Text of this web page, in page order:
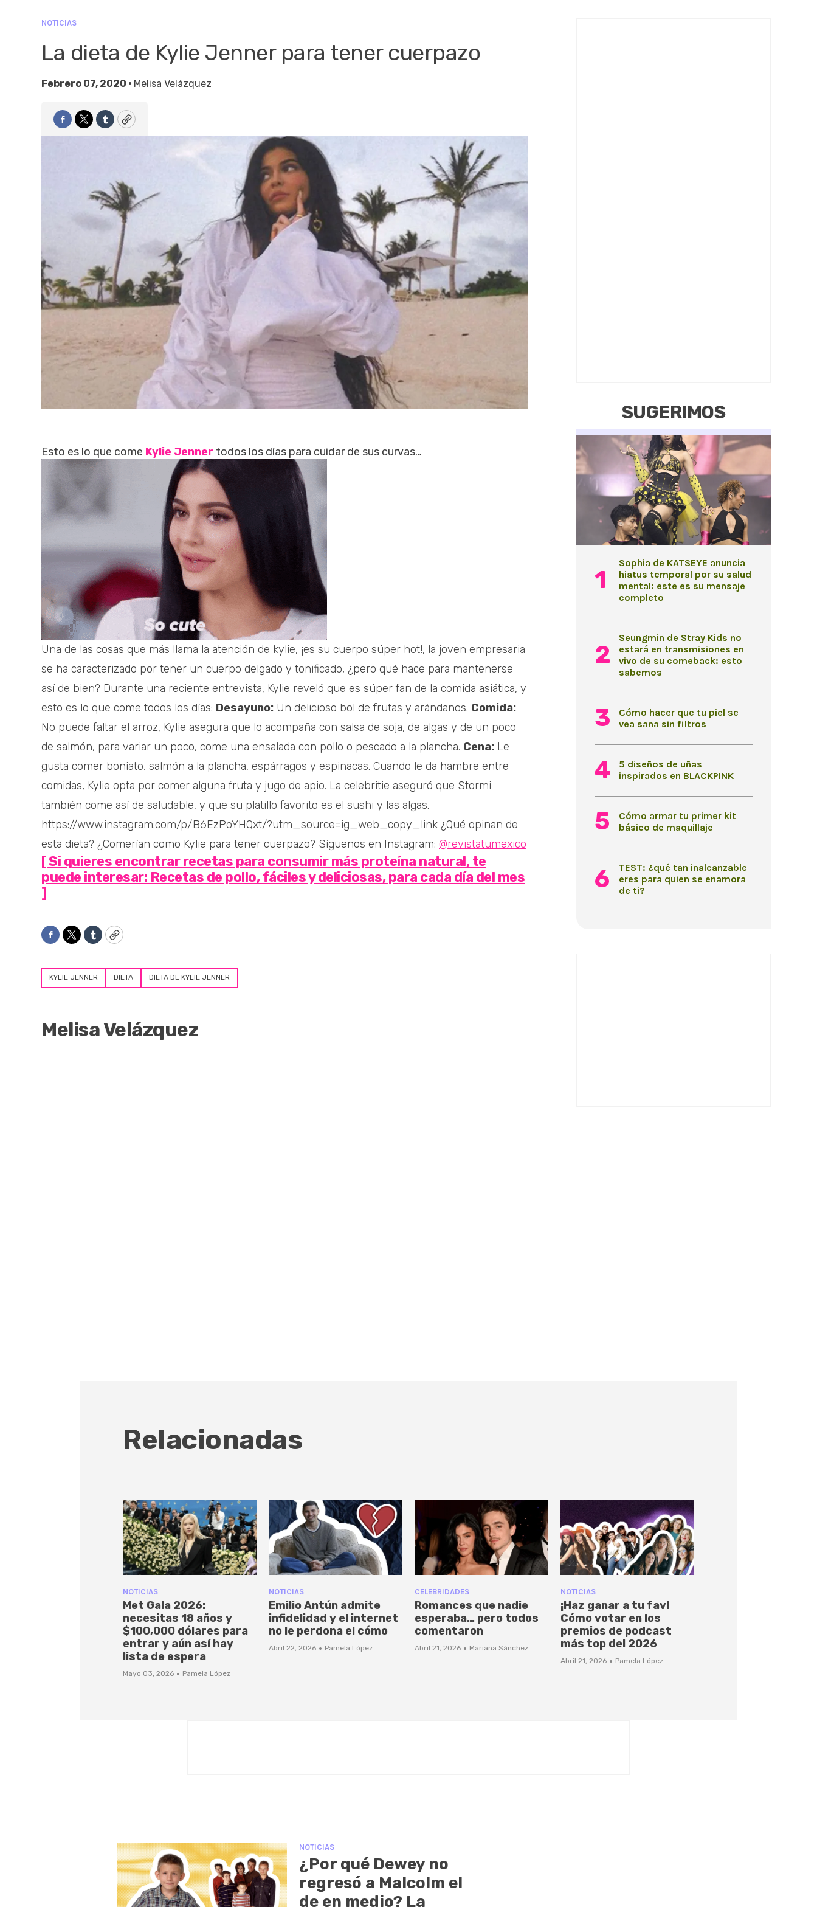
NOTICIAS
La dieta de Kylie Jenner para tener cuerpazo
Febrero 07, 2020 • Melisa Velázquez
Facebook
TwitterTumblrCopy
Esto es lo que come Kylie Jenner todos los días para cuidar de sus curvas…
Una de las cosas que más llama la atención de kylie, ¡es su cuerpo súper hot!, la joven empresaria
se ha caracterizado por tener un cuerpo delgado y tonificado, ¿pero qué hace para mantenerse
así de bien? Durante una reciente entrevista, Kylie reveló que es súper fan de la comida asiática, y
esto es lo que come todos los días: Desayuno: Un delicioso bol de frutas y arándanos. Comida:
No puede faltar el arroz, Kylie asegura que lo acompaña con salsa de soja, de algas y de un poco
de salmón, para variar un poco, come una ensalada con pollo o pescado a la plancha. Cena: Le
gusta comer boniato, salmón a la plancha, espárragos y espinacas. Cuando le da hambre entre
comidas, Kylie opta por comer alguna fruta y jugo de apio. La celebritie aseguró que Stormi
también come así de saludable, y que su platillo favorito es el sushi y las algas.
https://www.instagram.com/p/B6EzPoYHQxt/?utm_source=ig_web_copy_link ¿Qué opinan de
esta dieta? ¿Comerían como Kylie para tener cuerpazo? Síguenos en Instagram: @revistatumexico
[ Si quieres encontrar recetas para consumir más proteína natural, te
puede interesar: Recetas de pollo, fáciles y deliciosas, para cada día del mes
]
Facebook
TwitterTumblrCopy
KYLIE JENNER DIETA DIETA DE KYLIE JENNER
Melisa Velázquez
SUGERIMOS
Sophia de KATSEYE anuncia
hiatus temporal por su salud
mental: este es su mensaje
completo
Seungmin de Stray Kids no
estará en transmisiones en
vivo de su comeback: esto
sabemos
Cómo hacer que tu piel se
vea sana sin filtros
5 diseños de uñas
inspirados en BLACKPINK
Cómo armar tu primer kit
básico de maquillaje
TEST: ¿qué tan inalcanzable
eres para quien se enamora
de ti?
Relacionadas
NOTICIAS
Met Gala 2026:
necesitas 18 años y
$100,000 dólares para
entrar y aún así hay
lista de espera
Mayo 03, 2026 · Pamela López
NOTICIAS
Emilio Antún admite
infidelidad y el internet
no le perdona el cómo
Abril 22, 2026 · Pamela López
CELEBRIDADES
Romances que nadie
esperaba… pero todos
comentaron
Abril 21, 2026 · Mariana Sánchez
NOTICIAS
¡Haz ganar a tu fav!
Cómo votar en los
premios de podcast
más top del 2026
Abril 21, 2026 · Pamela López
NOTICIAS
¿Por qué Dewey no
regresó a Malcolm el
de en medio? La